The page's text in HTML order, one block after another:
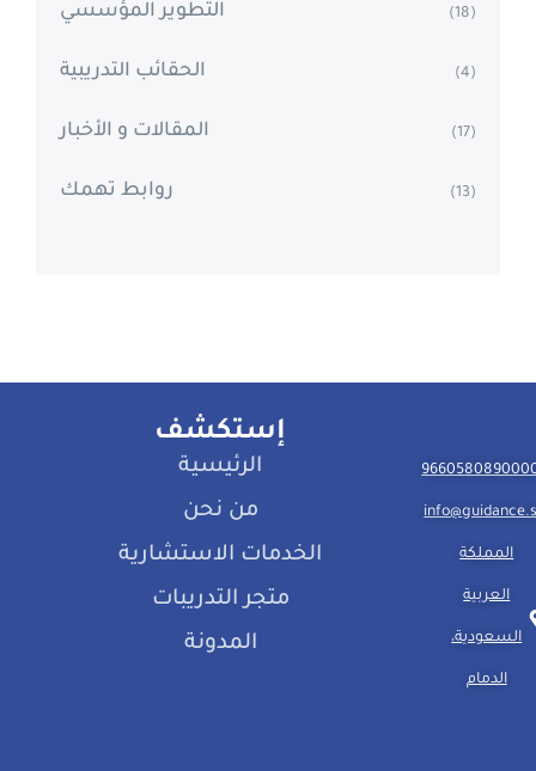
التطوير المؤسسي (18)
الحقائب التدريبية (4)
المقالات و الأخبار (17)
روابط تهمك (13)
المملكة
العربية
السعودية،
الدمام
إستكشف
الرئيسية
من نحن
الخدمات الاستشارية
متجر التدريبات
المدونة